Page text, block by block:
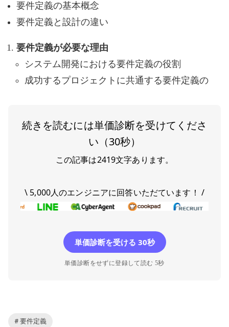
要件定義の基本概念
要件定義と設計の違い
要件定義が必要な理由
システム開発における要件定義の役割
成功するプロジェクトに共通する要件定義の
続きを読むには単価診断を受けてくださ
い（30秒）
この記事は2419文字あります。
\ 5,000人のエンジニアに回答いただています！ /
単価診断を受ける 30秒
単価診断をせずに登録して読む 5秒
# 要件定義